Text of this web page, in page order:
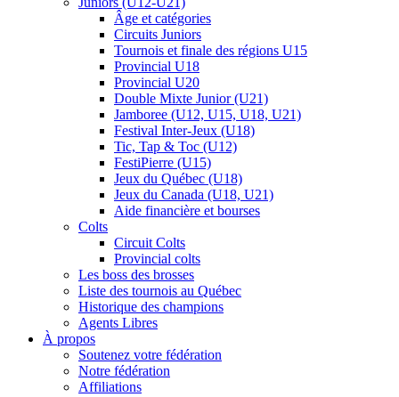
Âge et catégories
Circuits Juniors
Tournois et finale des régions U15
Provincial U18
Provincial U20
Double Mixte Junior (U21)
Jamboree (U12, U15, U18, U21)
Festival Inter-Jeux (U18)
Tic, Tap & Toc (U12)
FestiPierre (U15)
Jeux du Québec (U18)
Jeux du Canada (U18, U21)
Aide financière et bourses
Colts
Circuit Colts
Provincial colts
Les boss des brosses
Liste des tournois au Québec
Historique des champions
Agents Libres
À propos
Soutenez votre fédération
Notre fédération
Affiliations